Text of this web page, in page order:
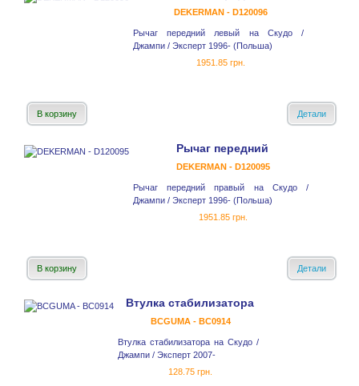
DEKERMAN - D120096
Рычаг передний левый на Скудо /
Джампи / Эксперт 1996- (Польша)
1951.85 грн.
В корзину Детали
Рычаг передний
DEKERMAN - D120095
Рычаг передний правый на Скудо /
Джампи / Эксперт 1996- (Польша)
1951.85 грн.
В корзину Детали
Втулка стабилизатора
BCGUMA - BC0914
Втулка стабилизатора на Скудо /
Джампи / Эксперт 2007-
128.75 грн.